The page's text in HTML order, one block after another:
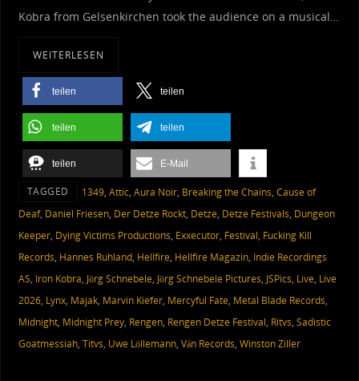
Kobra from Gelsenkirchen took the audience on a musical…
WEITERLESEN
teilen teilen
teilen teilen
teilen E-Mail
TAGGED 1349, Attic, Aura Noir, Breaking the Chains, Cause of
Deaf, Daniel Friesen, Der Detze Rockt, Detze, Detze Festivals, Dungeon
Keeper, Dying Victims Productions, Exxecutor, Festival, Fucking Kill
Records, Hannes Ruhland, Hellfire, Hellfire Magazin, Indie Recordings
AS, Iron Kobra, Jörg Schnebele, Jörg Schnebele Pictures, JSPics, Live, Live
2026, Lynx, Majak, Marvin Kiefer, Mercyful Fate, Metal Blade Records,
Midnight, Midnight Prey, Rengen, Rengen Detze Festival, Ritvs, Sadistic
Goatmessiah, Titvs, Uwe Löllemann, Ván Records, Winston Ziller